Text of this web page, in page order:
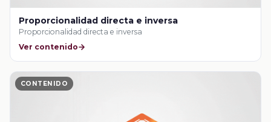
Proporcionalidad directa e inversa
Proporcionalidad directa e inversa
Ver contenido
CONTENIDO